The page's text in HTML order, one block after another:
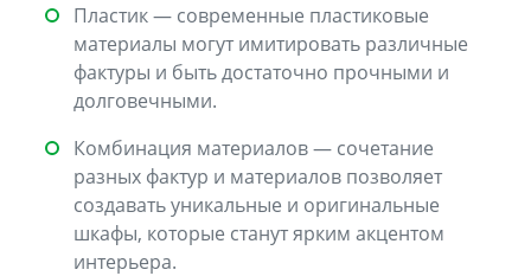
Пластик — современные пластиковые
материалы могут имитировать различные
фактуры и быть достаточно прочными и
долговечными.
Комбинация материалов — сочетание
разных фактур и материалов позволяет
создавать уникальные и оригинальные
шкафы, которые станут ярким акцентом
интерьера.